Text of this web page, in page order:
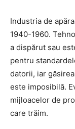
Industria de
1940-1960.
a dispărut sau
pentru
datorii, iar
este imposibilă.
mijloacelor de
care trăim.